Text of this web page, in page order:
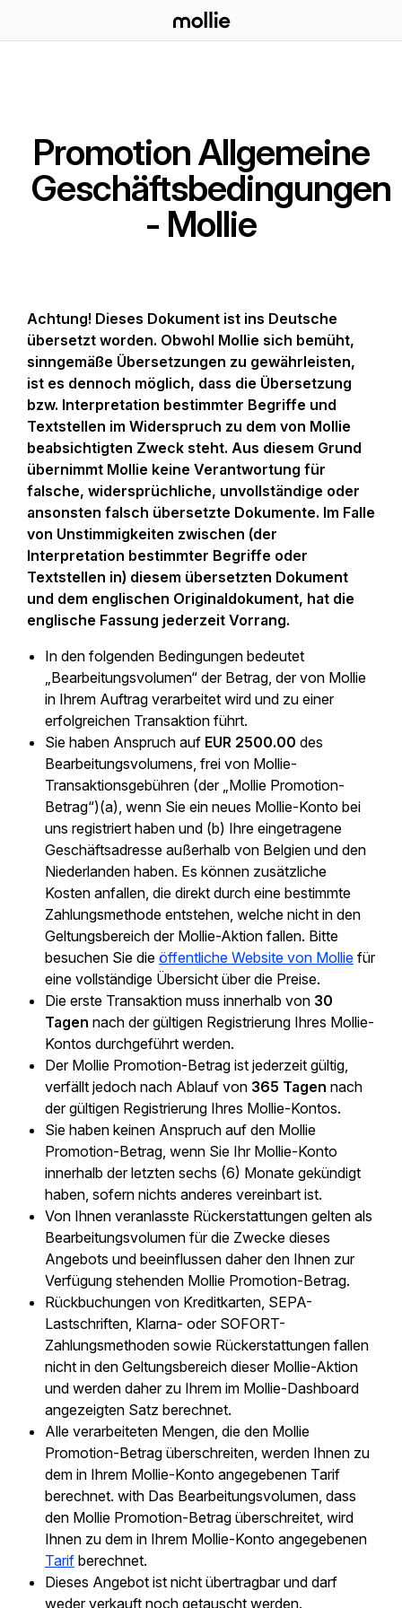
Promotion Allgemeine
Geschäftsbedingungen
- Mollie
Achtung! Dieses Dokument ist ins Deutsche
übersetzt worden. Obwohl Mollie sich bemüht,
sinngemäße Übersetzungen zu gewährleisten,
ist es dennoch möglich, dass die Übersetzung
bzw. Interpretation bestimmter Begriffe und
Textstellen im Widerspruch zu dem von Mollie
beabsichtigten Zweck steht. Aus diesem Grund
übernimmt Mollie keine Verantwortung für
falsche, widersprüchliche, unvollständige oder
ansonsten falsch übersetzte Dokumente. Im Falle
von Unstimmigkeiten zwischen (der
Interpretation bestimmter Begriffe oder
Textstellen in) diesem übersetzten Dokument
und dem englischen Originaldokument, hat die
englische Fassung jederzeit Vorrang.
In den folgenden Bedingungen bedeutet
„Bearbeitungsvolumen“ der Betrag, der von Mollie
in Ihrem Auftrag verarbeitet wird und zu einer
erfolgreichen Transaktion führt.
Sie haben Anspruch auf EUR 2500.00 des
Bearbeitungsvolumens, frei von Mollie-
Transaktionsgebühren (der „Mollie Promotion-
Betrag“)(a), wenn Sie ein neues Mollie-Konto bei
uns registriert haben und (b) Ihre eingetragene
Geschäftsadresse außerhalb von Belgien und den
Niederlanden haben. Es können zusätzliche
Kosten anfallen, die direkt durch eine bestimmte
Zahlungsmethode entstehen, welche nicht in den
Geltungsbereich der Mollie-Aktion fallen. Bitte
besuchen Sie die öffentliche Website von Mollie für
eine vollständige Übersicht über die Preise.
Die erste Transaktion muss innerhalb von 30
Tagen nach der gültigen Registrierung Ihres Mollie-
Kontos durchgeführt werden.
Der Mollie Promotion-Betrag ist jederzeit gültig,
verfällt jedoch nach Ablauf von 365 Tagen nach
der gültigen Registrierung Ihres Mollie-Kontos.
Sie haben keinen Anspruch auf den Mollie
Promotion-Betrag, wenn Sie Ihr Mollie-Konto
innerhalb der letzten sechs (6) Monate gekündigt
haben, sofern nichts anderes vereinbart ist.
Von Ihnen veranlasste Rückerstattungen gelten als
Bearbeitungsvolumen für die Zwecke dieses
Angebots und beeinflussen daher den Ihnen zur
Verfügung stehenden Mollie Promotion-Betrag.
Rückbuchungen von Kreditkarten, SEPA-
Lastschriften, Klarna- oder SOFORT-
Zahlungsmethoden sowie Rückerstattungen fallen
nicht in den Geltungsbereich dieser Mollie-Aktion
und werden daher zu Ihrem im Mollie-Dashboard
angezeigten Satz berechnet.
Alle verarbeiteten Mengen, die den Mollie
Promotion-Betrag überschreiten, werden Ihnen zu
dem in Ihrem Mollie-Konto angegebenen Tarif
berechnet. with Das Bearbeitungsvolumen, dass
den Mollie Promotion-Betrag überschreitet, wird
Ihnen zu dem in Ihrem Mollie-Konto angegebenen
Tarif berechnet.
Dieses Angebot ist nicht übertragbar und darf
weder verkauft noch getauscht werden.